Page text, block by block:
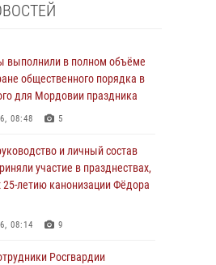
выполнили в полном объёме
общественного порядка в
для Мордовии праздника
08:48 5
и личный состав
участие в празднествах,
летию канонизации Фёдора
08:14 9
Росгвардии